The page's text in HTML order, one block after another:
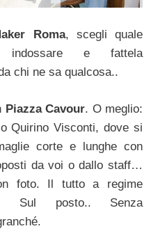
Roma, scegli quale
indossare e fattela
chi ne sa qualcosa..
Piazza Cavour. O meglio:
Quirino Visconti, dove si
corte e lunghe con
da voi o dallo staff…
foto. Il tutto a regime
Sul posto.. Senza